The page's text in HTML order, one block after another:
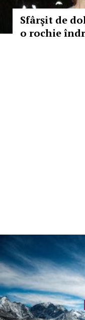
Sfârşit de
o rochie